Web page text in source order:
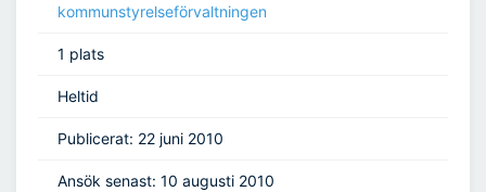
kommunstyrelseförvaltningen
1 plats
Heltid
Publicerat: 22 juni 2010
Ansök senast: 10 augusti 2010